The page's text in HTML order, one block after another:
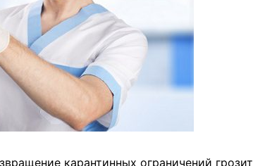
карантинных ограничений грозит